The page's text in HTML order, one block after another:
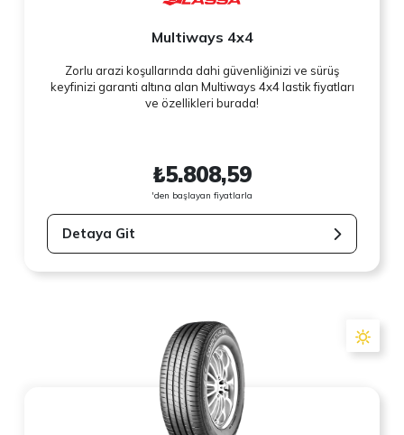
Multiways 4x4
Zorlu arazi koşullarında dahi güvenliğinizi ve sürüş
keyfinizi garanti altına alan Multiways 4x4 lastik fiyatları
ve özellikleri burada!
₺5.808,59
'den başlayan fiyatlarla
Detaya Git